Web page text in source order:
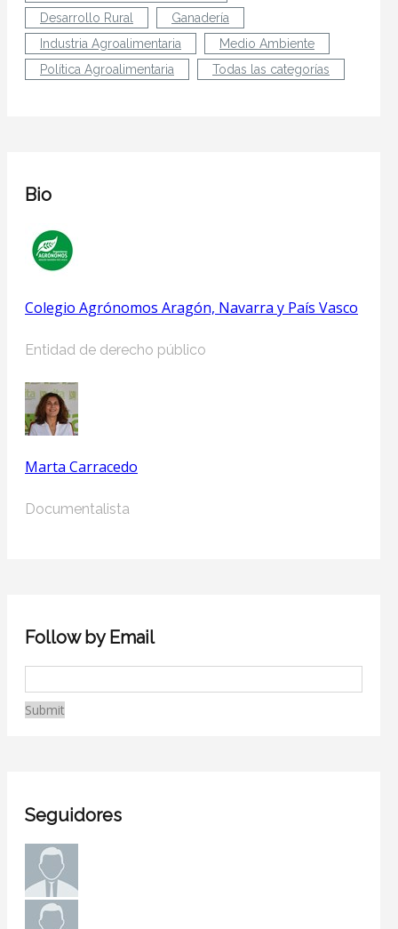
Desarrollo Rural
Ganadería
Industria Agroalimentaria
Medio Ambiente
Política Agroalimentaria
Todas las categorías
Bio
Colegio Agrónomos Aragón, Navarra y País Vasco
Entidad de derecho público
Marta Carracedo
Documentalista
Follow by Email
Seguidores